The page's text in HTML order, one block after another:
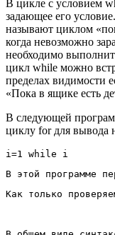
В цикле с условием
задающее его
называют циклом
когда невозможно
необходимо
цикл while можно
пределах видимости
«Пока в ящике есть
В следующей
циклу for для вывода
Как только